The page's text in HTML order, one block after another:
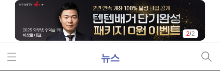
2/2
뉴스